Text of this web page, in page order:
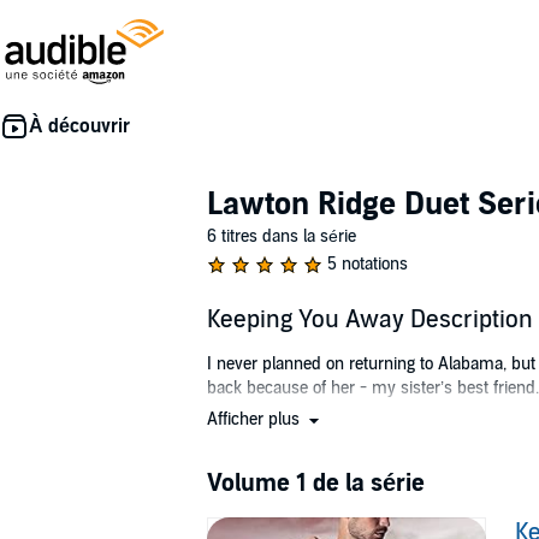
Lawton Ridge Duet
6 titres dans la série
5 notations
Keeping You Away Description
I never planned on returning to Alabama,
back because of her - my sister’s best
Gemma wrote to me while I was overseas
Too sweet, too innocent, too good for a guy
After serving five years in prison for
Afficher plus
Volume 1 de la série